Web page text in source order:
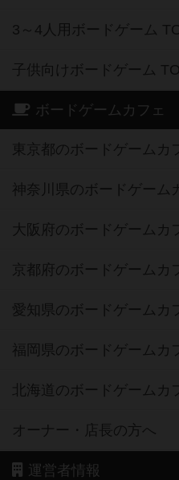
3～4人用ボードゲーム
子供向けボードゲーム
ボードゲームカフェ
東京都のボードゲームカ
神奈川県のボードゲーム
大阪府のボードゲームカ
京都府のボードゲームカ
愛知県のボードゲームカ
福岡県のボードゲームカ
北海道のボードゲームカ
オーナー・店長の方へ
運営者情報